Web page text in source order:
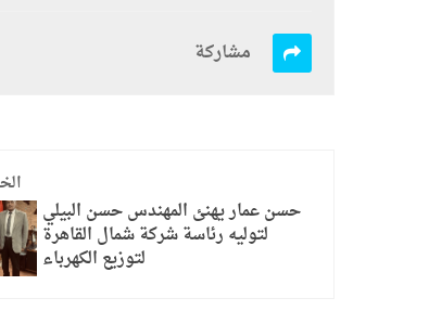
مشاركة
حسن عمار يهنئ المهندس حسن البيلي
لتوليه رئاسة شركة شمال القاهرة
لتوزيع الكهرباء